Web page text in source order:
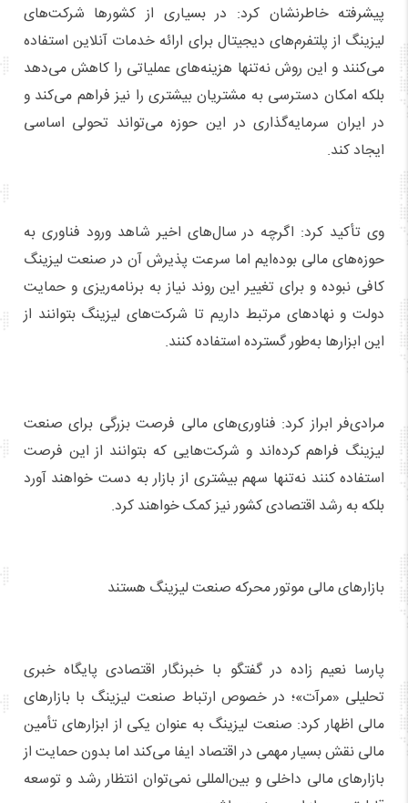
پیشرفته خاطرنشان کرد: در بسیاری از کشورها شرکت‌های
لیزینگ از پلتفرم‌های دیجیتال برای ارائه خدمات آنلاین استفاده
می‌کنند و این روش نه‌تنها هزینه‌های عملیاتی را کاهش می‌دهد
بلکه امکان دسترسی به مشتریان بیشتری را نیز فراهم می‌کند و
در ایران سرمایه‌گذاری در این حوزه می‌تواند تحولی اساسی
ایجاد کند.
وی تأکید کرد: اگرچه در سال‌های اخیر شاهد ورود فناوری به
حوزه‌های مالی بوده‌ایم اما سرعت پذیرش آن در صنعت لیزینگ
کافی نبوده و برای تغییر این روند نیاز به برنامه‌ریزی و حمایت
دولت و نهادهای مرتبط داریم تا شرکت‌های لیزینگ بتوانند از
این ابزارها به‌طور گسترده استفاده کنند.
مرادی‌فر ابراز کرد: فناوری‌های مالی فرصت بزرگی برای صنعت
لیزینگ فراهم کرده‌اند و شرکت‌هایی که بتوانند از این فرصت
استفاده کنند نه‌تنها سهم بیشتری از بازار به دست خواهند آورد
بلکه به رشد اقتصادی کشور نیز کمک خواهند کرد.
بازارهای مالی موتور محرکه صنعت لیزینگ هستند
پارسا نعیم زاده در گفتگو با خبرنگار اقتصادی پایگاه خبری
تحلیلی «مرآت»؛ در خصوص ارتباط صنعت لیزینگ با بازارهای
مالی اظهار کرد: صنعت لیزینگ به عنوان یکی از ابزارهای تأمین
مالی نقش بسیار مهمی در اقتصاد ایفا می‌کند اما بدون حمایت از
بازارهای مالی داخلی و بین‌المللی نمی‌توان انتظار رشد و توسعه